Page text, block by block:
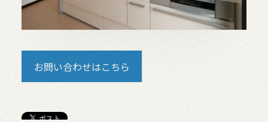
お問い合わせはこちら